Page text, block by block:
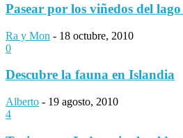
Pasear por los viñedos del
Ra y Mon - 18 octubre, 2010
0
Descubre la fauna en Islandia
Alberto - 19 agosto, 2010
4